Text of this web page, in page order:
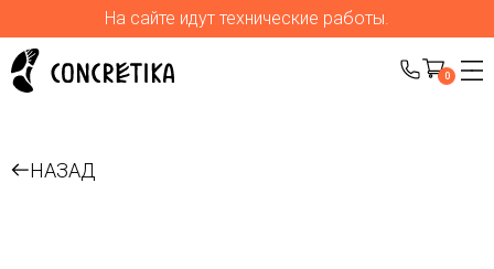
На сайте идут технические работы.
0
НАЗАД